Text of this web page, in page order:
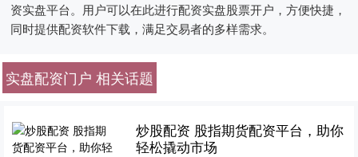
资实盘平台。用户可以在此进行配资实盘股票开户，方便快捷，
同时提供配资软件下载，满足交易者的多样需求。
实盘配资门户 相关话题
炒股配资 股指期货配资平台，助你
轻松撬动市场